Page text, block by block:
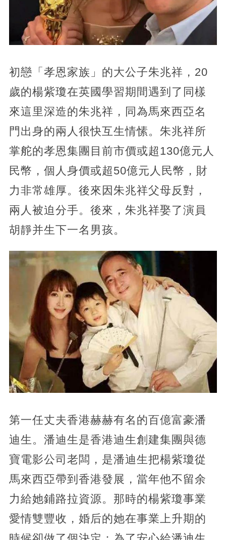
初戀「孝恩家族」的大公子朱兆祥，20
歲的楊紫瓊在英國學習期間遇到了同樣
來這里深造的朱兆祥，同為馬來西亞名
門出身的兩人很快互生情愫。朱兆祥所
掌舵的孝恩集團目前市價或超130億元人
民幣，個人身價或超50億元人民幣，財
力非常雄厚。後來因朱兆祥父母反對，
兩人被迫分手。後來，朱兆祥娶了演員
胡靜并生下一名男孩。
第一任丈夫香港赫赫有名的百億富豪潘
迪生。潘迪生是香港迪生創建集團與德
寶電影公司老闆，是潘迪生把楊紫瓊從
馬來西亞帶到香港發展，當年他不留余
力給她鋪路拉資源。那時的楊紫瓊事業
愛情雙豐收，婚后的她在事業上升期的